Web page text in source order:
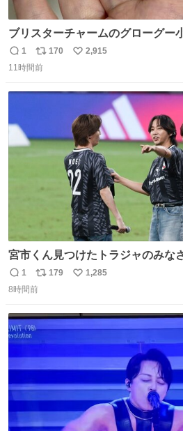
ブリスターチャームのグローグー
返
信
1
リ
ポ
170
い
2,915
11時間前
宮市くん見つけたトラジャのみな
ましかった…マリノス至上主義な
感度が爆上がりました…🥹
返
信
1
リ
ポ
ト
179
い
数
1,285
8時間前